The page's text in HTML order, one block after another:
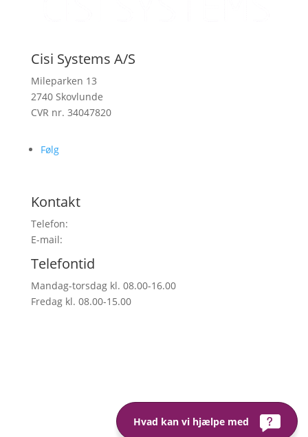
Cisi Systems A/S
Mileparken 13
2740 Skovlunde
CVR nr. 34047820
Følg
Kontakt
Telefon:
E-mail:
Telefontid
Mandag-torsdag kl. 08.00-16.00
Fredag kl. 08.00-15.00
Hvad kan vi hjælpe med